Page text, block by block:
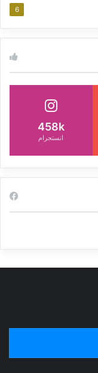
6
458k
انستجرام